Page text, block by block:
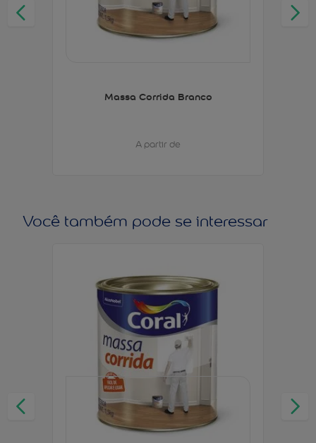
Massa Corrida Branco
A partir de
Você também pode se interessar